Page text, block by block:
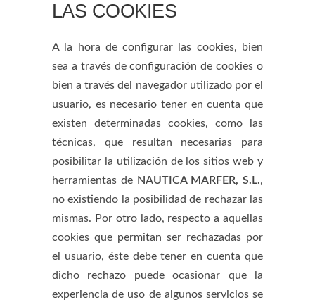
LAS COOKIES
A la hora de configurar las cookies, bien
sea a través de configuración de cookies o
bien a través del navegador utilizado por el
usuario, es necesario tener en cuenta que
existen determinadas cookies, como las
técnicas, que resultan necesarias para
posibilitar la utilización de los sitios web y
herramientas de NAUTICA MARFER, S.L.,
no existiendo la posibilidad de rechazar las
mismas. Por otro lado, respecto a aquellas
cookies que permitan ser rechazadas por
el usuario, éste debe tener en cuenta que
dicho rechazo puede ocasionar que la
experiencia de uso de algunos servicios se